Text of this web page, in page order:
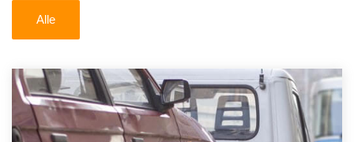
U kunt er ook voor kiezen om direct uw sloopauto te
verkopen en op te laten halen door de Sloopauto
Ophaaldienst van Autosloperijen.nl. Wij kunnen uw
auto gratis ophalen in Sambeek. Neem telefonisch
Alle